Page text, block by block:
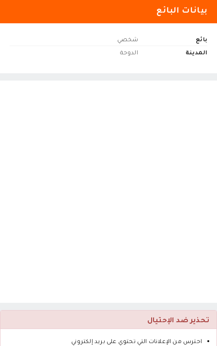
بيانات البائع
بائع
شخصي
المدينة
الدوحة
تحذير ضد الإحتيال
احترس من الإعلانات التي تحتوي على بريد إلكتروني